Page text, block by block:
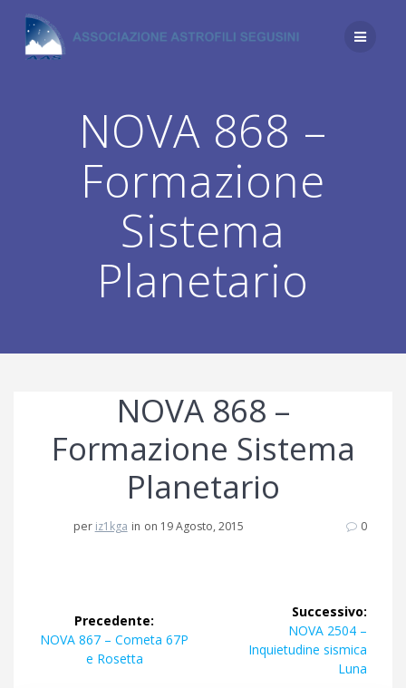
contenuto
NOVA 868 –
Formazione
Sistema
Planetario
NOVA 868 –
Formazione Sistema
Planetario
per iz1kga in on 19 Agosto, 2015 0
articoliPrecedente:
Articolo
precedente:
NOVA 867 – Cometa 67P
e Rosetta
Successivo:
Articolo
successivo:
NOVA 2504 –
Inquietudine sismica
Luna